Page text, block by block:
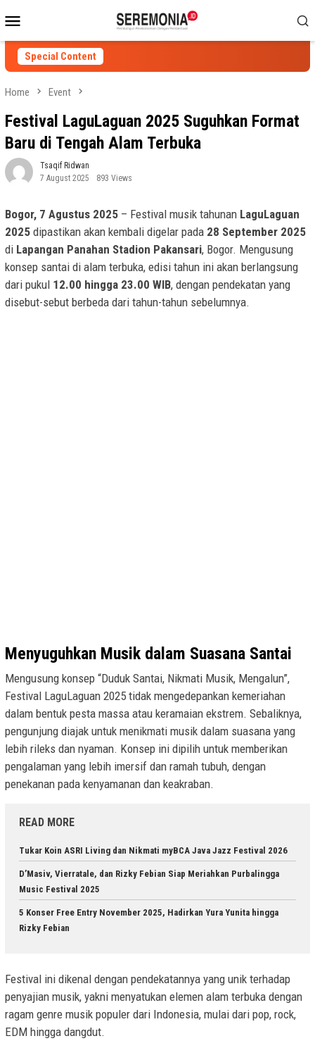
to
contentMenu
Special Content
Home Event
Festival LaguLaguan 2025 Suguhkan Format
Baru di Tengah Alam Terbuka
Tsaqif Ridwan
7 August 2025
893 Views
Bogor, 7 Agustus 2025 – Festival musik tahunan LaguLaguan
2025 dipastikan akan kembali digelar pada 28 September 2025
di Lapangan Panahan Stadion Pakansari, Bogor. Mengusung
konsep santai di alam terbuka, edisi tahun ini akan berlangsung
dari pukul 12.00 hingga 23.00 WIB, dengan pendekatan yang
disebut-sebut berbeda dari tahun-tahun sebelumnya.
Menyuguhkan Musik dalam Suasana Santai
Mengusung konsep “Duduk Santai, Nikmati Musik, Mengalun”,
Festival LaguLaguan 2025 tidak mengedepankan kemeriahan
dalam bentuk pesta massa atau keramaian ekstrem. Sebaliknya,
pengunjung diajak untuk menikmati musik dalam suasana yang
lebih rileks dan nyaman. Konsep ini dipilih untuk memberikan
pengalaman yang lebih imersif dan ramah tubuh, dengan
penekanan pada kenyamanan dan keakraban.
READ MORE
Tukar Koin ASRI Living dan Nikmati myBCA Java Jazz Festival 2026
D’Masiv, Vierratale, dan Rizky Febian Siap Meriahkan Purbalingga
Music Festival 2025
5 Konser Free Entry November 2025, Hadirkan Yura Yunita hingga
Rizky Febian
Festival ini dikenal dengan pendekatannya yang unik terhadap
penyajian musik, yakni menyatukan elemen alam terbuka dengan
ragam genre musik populer dari Indonesia, mulai dari pop, rock,
EDM hingga dangdut.